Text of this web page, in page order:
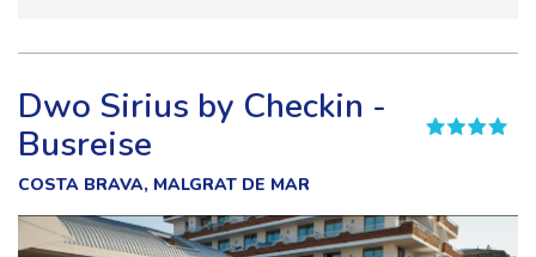
Dwo Sirius by Checkin -
Busreise
COSTA BRAVA, MALGRAT DE MAR